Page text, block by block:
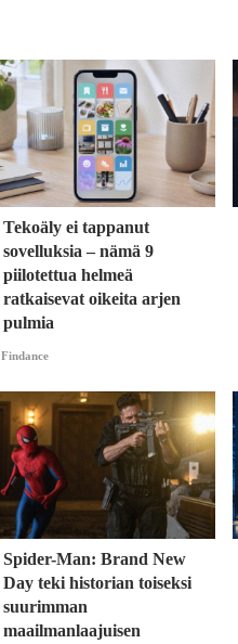
Tekoäly ei tappanut
sovelluksia – nämä 9
piilotettua helmeä
ratkaisevat oikeita arjen
pulmia
Findance
Spider-Man: Brand New
Day teki historian toiseksi
suurimman
maailmanlaajuisen